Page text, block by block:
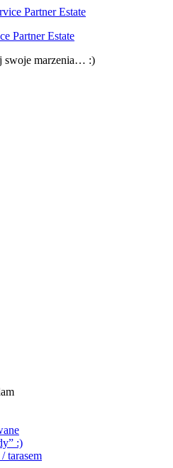
Partner Estate
swoje marzenia… :)
:)
tarasem